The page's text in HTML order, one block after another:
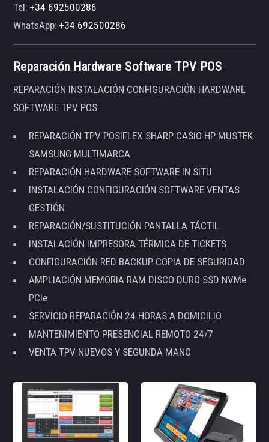
Tel:+34 692500286
WhatsApp:+34 692500286
Reparación Hardware Software TPV POS
REPARACIÓN INSTALACIÓN CONFIGURACIÓN HARDWARE
SOFTWARE TPV POS
REPARACIÓN TPV POSIFLEX SHARP CASIO HP MUSTEK
SAMSUNG MULTIMARCA
REPARACIÓN HARDWARE SOFTWARE IN SITU
INSTALACIÓN CONFIGURACIÓN SOFTWARE VENTAS
GESTIÓN
REPARACIÓN/SUSTITUCIÓN PANTALLA TÁCTIL
INSTALACIÓN IMPRESORA TÉRMICA DE TICKETS
CONFIGURACIÓN RED BACKUP COPIA DE SEGURIDAD
AMPLIACIÓN MEMORIA RAM DISCO DURO SSD NVMe
PCIe
SERVICIO REPARACIÓN 24 HORAS A DOMICILIO
MANTENIMIENTO PRESENCIAL REMOTO 24/7
VENTA TPV NUEVOS Y SEGUNDA MANO